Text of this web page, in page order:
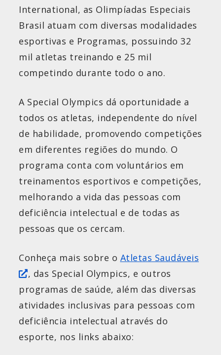
International, as Olimpíadas Especiais
Brasil atuam com diversas modalidades
esportivas e Programas, possuindo 32
mil atletas treinando e 25 mil
competindo durante todo o ano.
A Special Olympics dá oportunidade a
todos os atletas, independente do nível
de habilidade, promovendo competições
em diferentes regiões do mundo. O
programa conta com voluntários em
treinamentos esportivos e competições,
melhorando a vida das pessoas com
deficiência intelectual e de todas as
pessoas que os cercam.
Conheça mais sobre o Atletas Saudáveis
, das Special Olympics, e outros
programas de saúde, além das diversas
atividades inclusivas para pessoas com
deficiência intelectual através do
esporte, nos links abaixo: